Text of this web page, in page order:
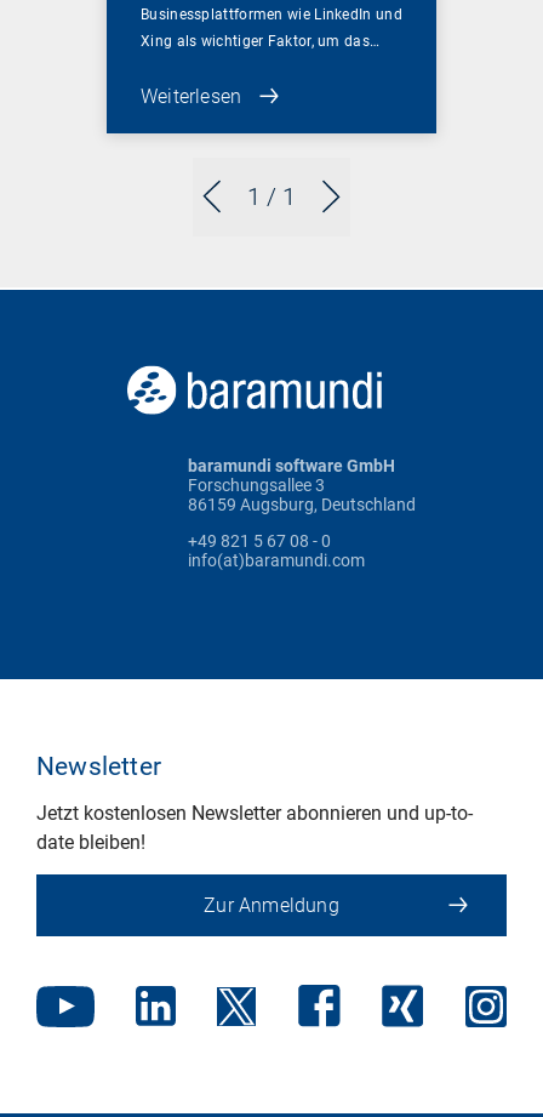
1 / 1
Businessplattformen wie LinkedIn und
Xing als wichtiger Faktor, um das…
Weiterlesen
baramundi software GmbH
Forschungsallee 3
86159 Augsburg, Deutschland
+49 821 5 67 08 - 0
info(at)baramundi.com
Newsletter
Jetzt kostenlosen Newsletter abonnieren und up-to-
date bleiben!
Zur Anmeldung